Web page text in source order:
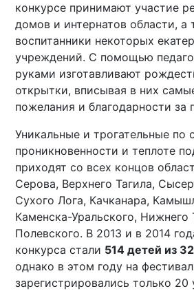
конкурсе принимают участие
домов и интернатов области, а
воспитанники некоторых
учреждений. С помощью
руками изготавливают
открытки, вписывая в них
пожелания и благодарности
Уникальные и трогательные по
проникновенности и теплоте
приходят со всех концов
Серова, Верхнего Тагила,
Сухого Лога, Качканара,
Каменска-Уральского, Нижнего
Полевского. В 2013 и в 2014
конкурса стали 514 детей из
однако в этом году на
зарегистрировались только